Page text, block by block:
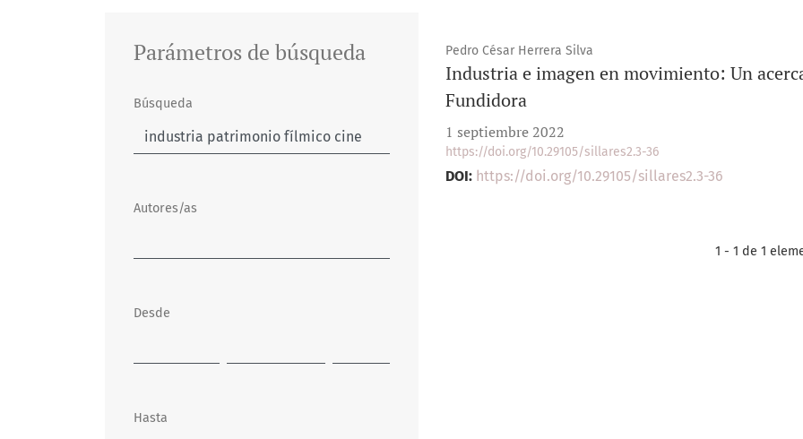
Pedro César Herrera Silva
Industria e imagen en movimiento: Un
Fundidora
1 septiembre 2022
https://doi.org/10.29105/sillares2.3-36
DOI: https://doi.org/10.29105/sillares2.3-36
1 - 1 de 1
Parámetros de búsqueda
Búsqueda
Autores/as
Desde
Hasta